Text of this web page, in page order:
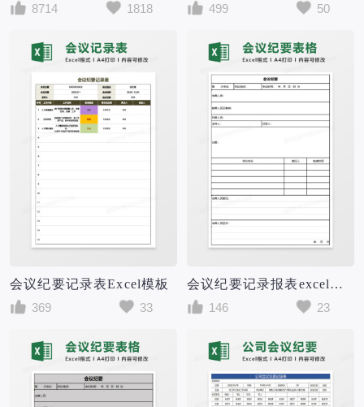
8714
1818
499
50
会议纪要记录表Excel模板
369
33
会议纪要记录报表excel模板
146
23